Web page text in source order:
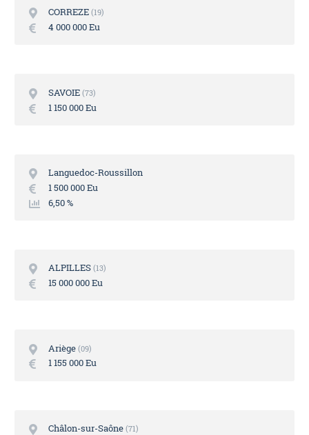
CORREZE 19
4 000 000 Eu
SAVOIE 73
1 150 000 Eu
Languedoc-Roussillon
1 500 000 Eu
6,50 %
ALPILLES 13
15 000 000 Eu
Ariège 09
1 155 000 Eu
Châlon-sur-Saône 71